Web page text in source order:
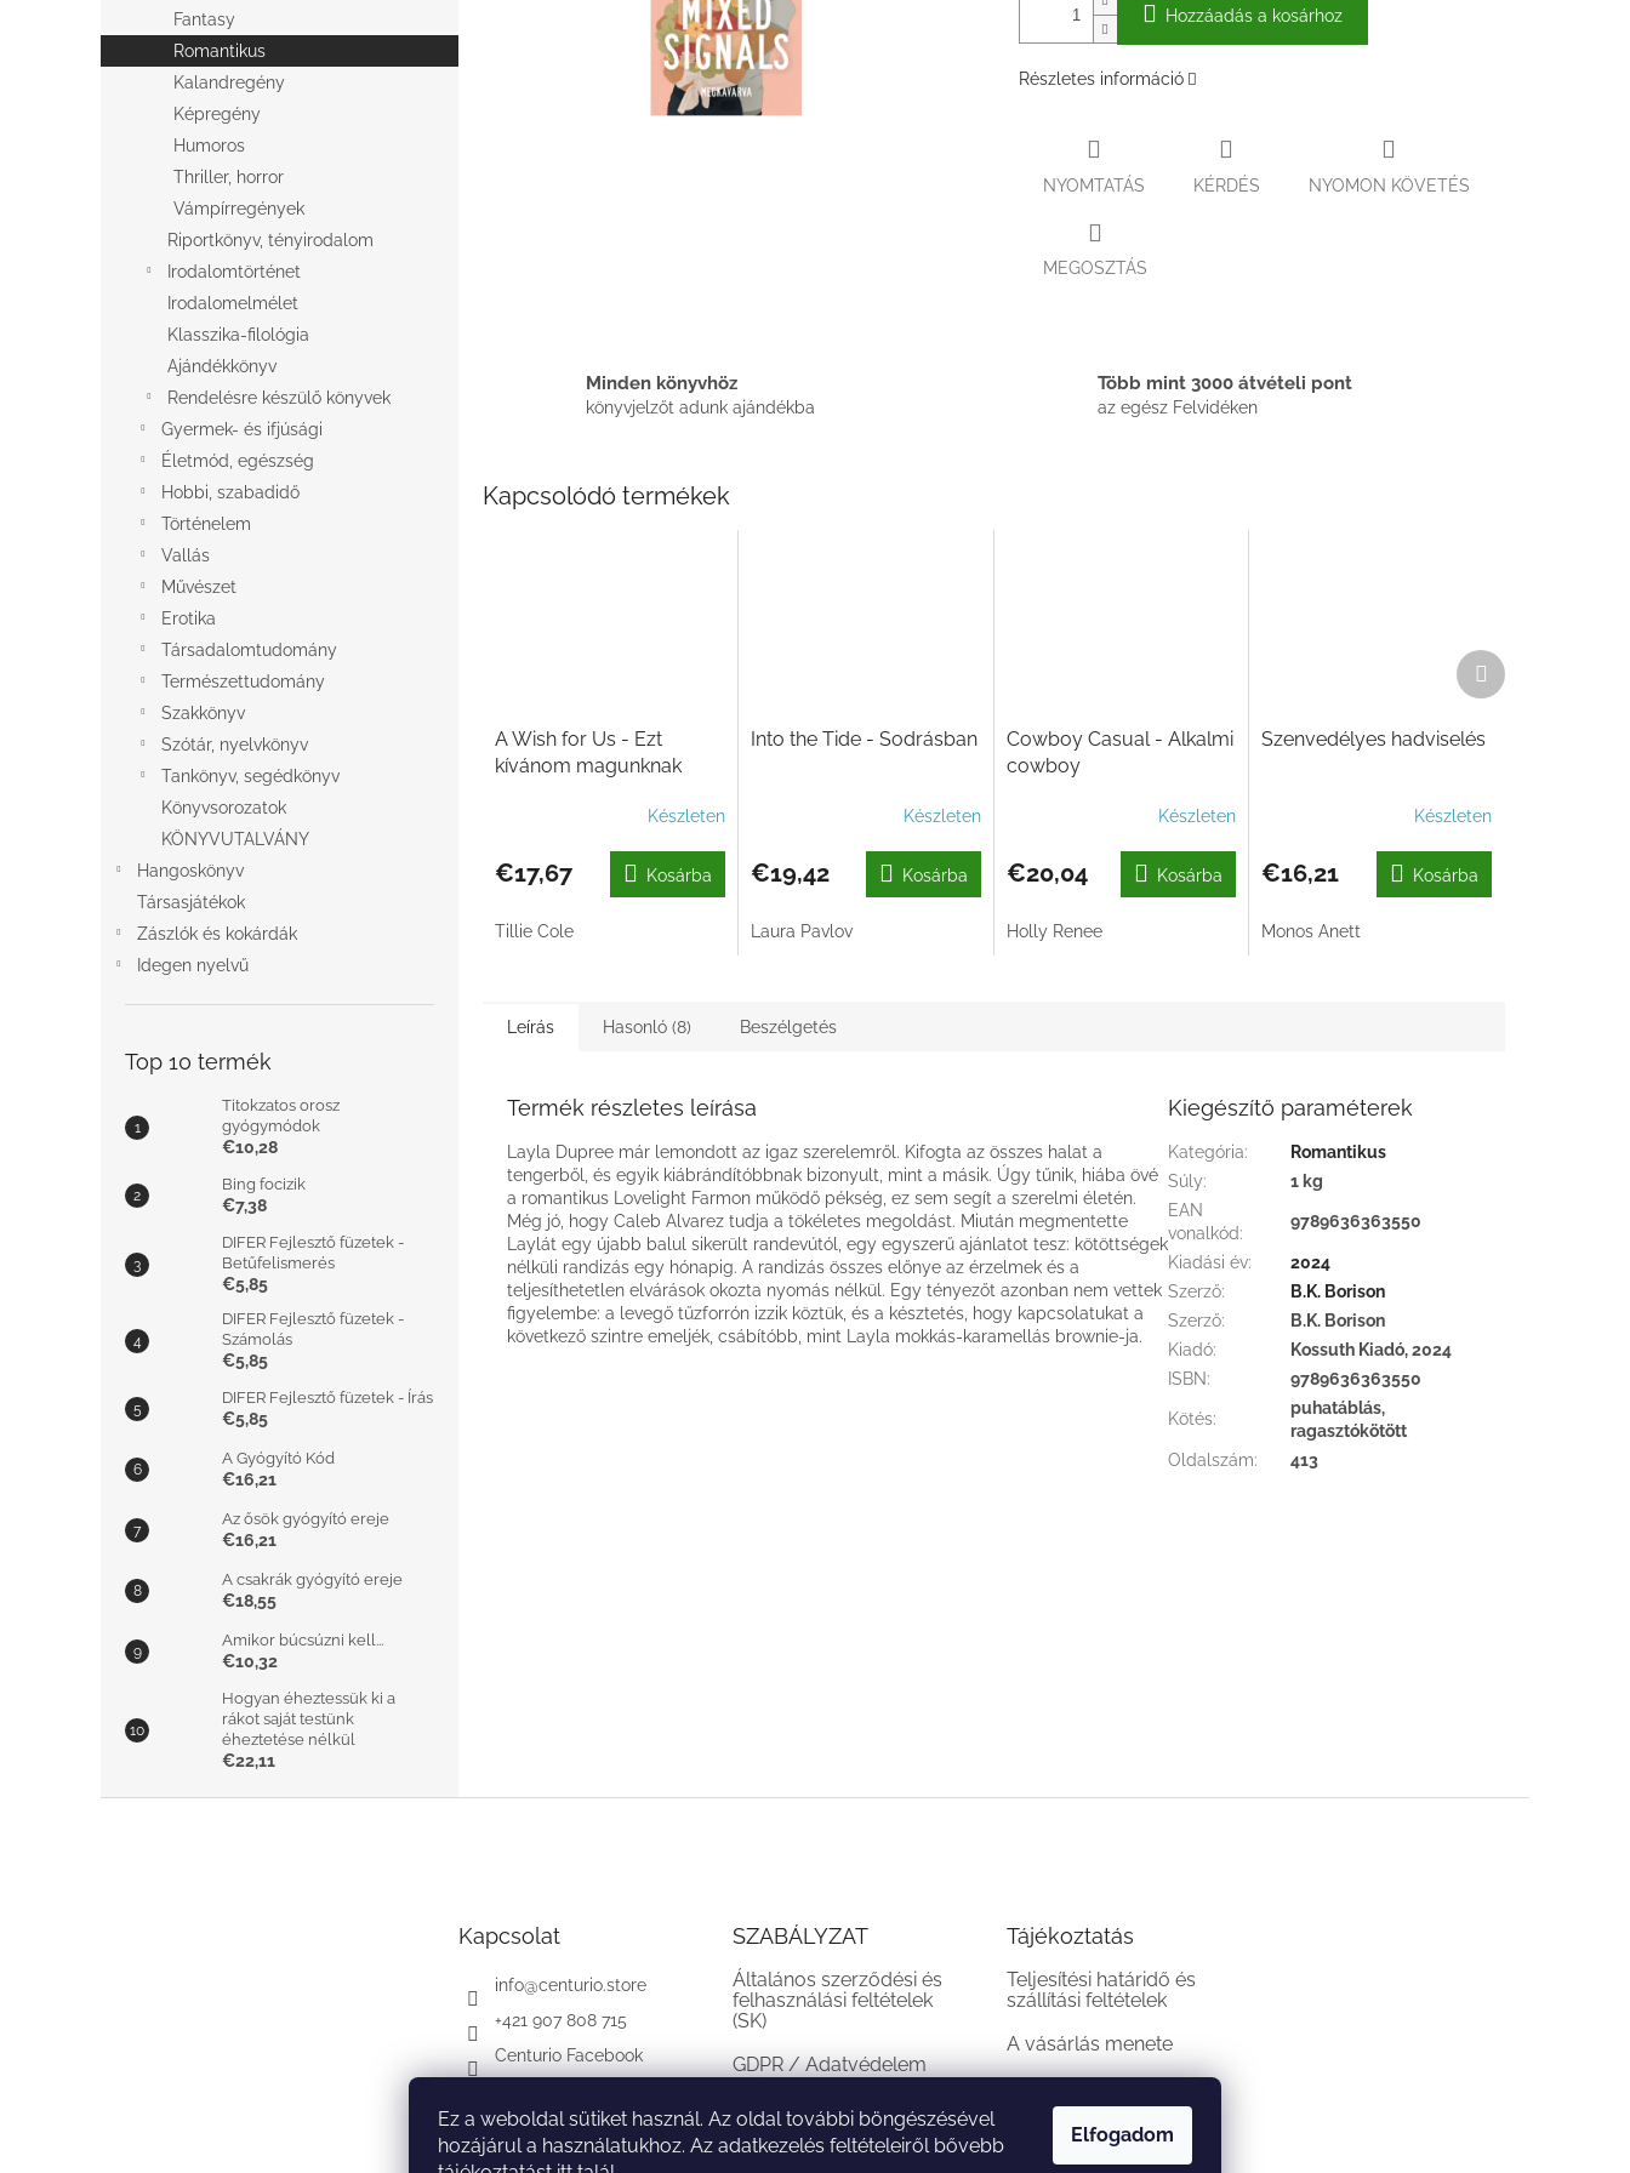
Ez a weboldal sütiket használ. Az oldal további böngészésével
hozájárul a használatukhoz. Az adatkezelés feltételeiről bővebb
Elfogadom
Fantasy
Romantikus
Kalandregény
Képregény
Humoros
Thriller, horror
Vámpírregények
Riportkönyv, tényirodalom
Irodalomtörténet
Irodalomelmélet
Klasszika-filológia
Ajándékkönyv
Rendelésre készülő könyvek
Gyermek- és ifjúsági
Életmód, egészség
Hobbi, szabadidő
Történelem
Vallás
Művészet
Erotika
Társadalomtudomány
Természettudomány
Szakkönyv
Szótár, nyelvkönyv
Tankönyv, segédkönyv
Könyvsorozatok
KÖNYVUTALVÁNY
Hangoskönyv
Társasjátékok
Zászlók és kokárdák
Idegen nyelvű
Top 10 termék
Titokzatos orosz
gyógymódok
€10,28
Bing focizik
€7,38
DIFER Fejlesztő füzetek -
Betűfelismerés
€5,85
DIFER Fejlesztő füzetek -
Számolás
€5,85
DIFER Fejlesztő füzetek - Írás
€5,85
A Gyógyító Kód
€16,21
Az ősök gyógyító ereje
€16,21
A csakrák gyógyító ereje
€18,55
Amikor búcsúzni kell...
€10,32
Hogyan éheztessük ki a
rákot saját testünk
éheztetése nélkül
€22,11
Hozzáadás a kosárhoz
Részletes információ
NYOMTATÁS KÉRDÉS NYOMON KÖVETÉS
MEGOSZTÁS
Minden könyvhöz
könyvjelzőt adunk ajándékba
Több mint 3000 átvételi pont
az egész Felvidéken
Kapcsolódó termékek
A Wish for Us - Ezt
kívánom magunknak
Készleten
€17,67 Kosárba
Tillie Cole
Into the Tide - Sodrásban
Készleten
€19,42 Kosárba
Laura Pavlov
Cowboy Casual - Alkalmi
cowboy
Készleten
€20,04 Kosárba
Holly Renee
Szenvedélyes hadviselés
Készleten
€16,21 Kosárba
Monos Anett
Következő
termék
Leírás Hasonló (8) Beszélgetés
Termék részletes leírása
Layla Dupree már lemondott az igaz szerelemről. Kifogta az összes halat a
tengerből, és egyik kiábrándítóbbnak bizonyult, mint a másik. Úgy tűnik, hiába övé
a romantikus Lovelight Farmon működő pékség, ez sem segít a szerelmi életén.
Még jó, hogy Caleb Alvarez tudja a tökéletes megoldást. Miután megmentette
Laylát egy újabb balul sikerült randevútól, egy egyszerű ajánlatot tesz: kötöttségek
nélküli randizás egy hónapig. A randizás összes előnye az érzelmek és a
teljesíthetetlen elvárások okozta nyomás nélkül. Egy tényezőt azonban nem vettek
figyelembe: a levegő tűzforrón izzik köztük, és a késztetés, hogy kapcsolatukat a
következő szintre emeljék, csábítóbb, mint Layla mokkás-karamellás brownie-ja.
Kiegészítő paraméterek
Kategória:
Romantikus
Súly:
1 kg
EAN
vonalkód:
9789636363550
Kiadási év:
2024
Szerző:
B.K. Borison
Szerző:
B.K. Borison
Kiadó:
Kossuth Kiadó, 2024
ISBN: 9789636363550
Kötés:
puhatáblás,
ragasztókötött
Oldalszám: 413
Kapcsolat
info@centurio.store
+421 907 808 715
Centurio Facebook
SZABÁLYZAT
Általános szerződési és
felhasználási feltételek
(SK)
GDPR / Adatvédelem
(SK)
Reklamációs feltételek
(SK)
Tájékoztatás
Teljesítési határidő és
szállítási feltételek
A vásárlás menete